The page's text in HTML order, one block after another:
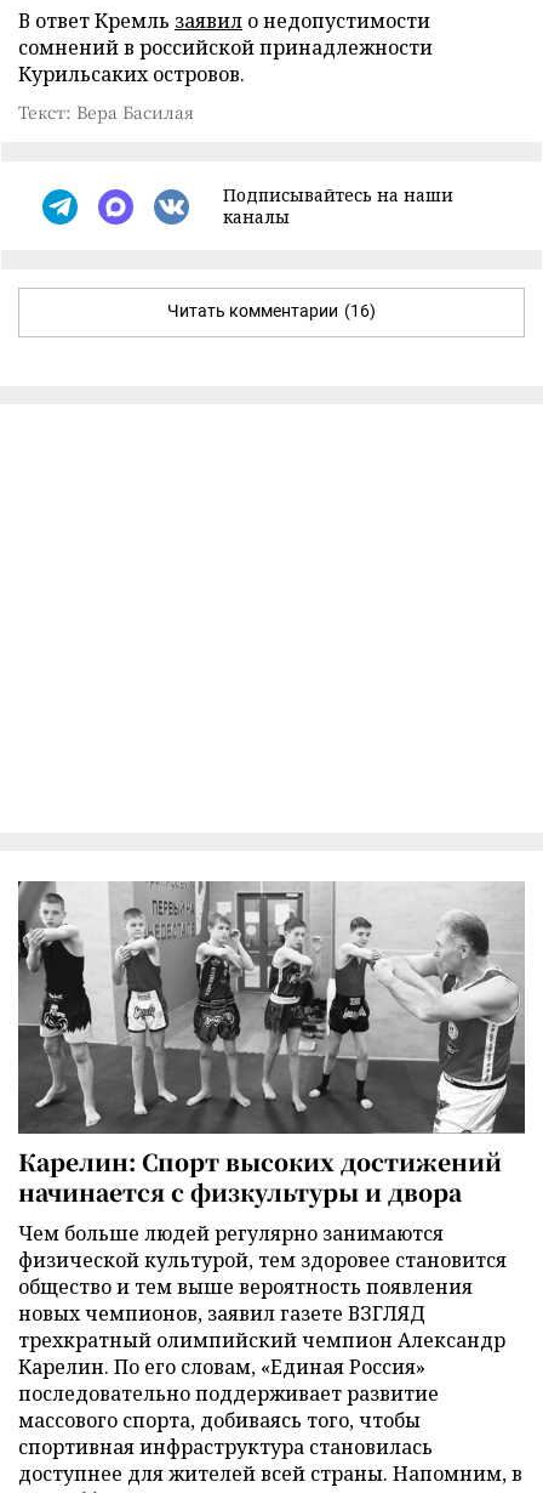
В ответ Кремль заявил о недопустимости
сомнений в российской принадлежности
Курильсаких островов.
Текст: Вера Басилая
Подписывайтесь на наши
каналы
Читать комментарии (16)
Карелин: Спорт высоких достижений
начинается с физкультуры и двора
Чем больше людей регулярно занимаются
физической культурой, тем здоровее становится
общество и тем выше вероятность появления
новых чемпионов, заявил газете ВЗГЛЯД
трехкратный олимпийский чемпион Александр
Карелин. По его словам, «Единая Россия»
последовательно поддерживает развитие
массового спорта, добиваясь того, чтобы
спортивная инфраструктура становилась
доступнее для жителей всей страны. Напомним, в